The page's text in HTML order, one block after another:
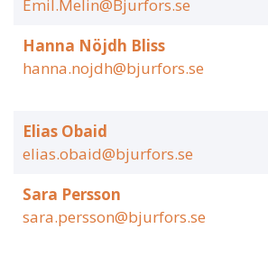
Emil.Melin@Bjurfors.se
Hanna Nöjdh Bliss
hanna.nojdh@bjurfors.se
Elias Obaid
elias.obaid@bjurfors.se
Sara Persson
sara.persson@bjurfors.se